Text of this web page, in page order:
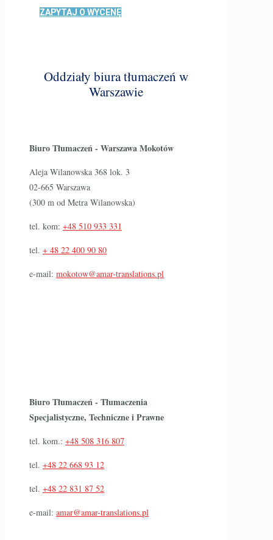
ZAPYTAJ O WYCENĘ
Oddziały biura tłumaczeń w
Warszawie
Biuro Tłumaczeń - Warszawa Mokotów
Aleja Wilanowska 368 lok. 3
02-665 Warszawa
(300 m od Metra Wilanowska)
tel. kom: +48 510 933 331
tel. + 48 22 400 90 80
e-mail: mokotow@amar-translations.pl
Biuro Tłumaczeń - Tłumaczenia
Specjalistyczne, Techniczne i Prawne
tel. kom.: +48 508 316 807
tel. +48 22 668 93 12
tel. +48 22 831 87 52
e-mail: amar@amar-translations.pl